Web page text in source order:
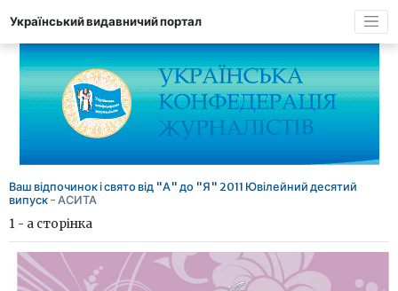
Український видавничий портал
Ваш відпочинок і свято від "А" до "Я" 2011 Ювілейний десятий
випуск- АСИТА
1 - а сторінка